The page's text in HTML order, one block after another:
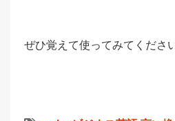
ぜひ覚えて使ってみてくださ